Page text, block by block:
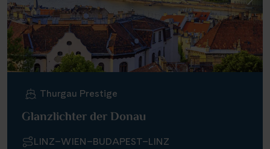
Thurgau Prestige
Glanzlichter der Donau
LINZ–WIEN–BUDAPEST–LINZ